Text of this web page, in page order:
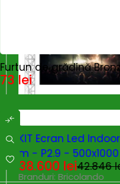
Furtun de grădină
73 lei
-10%
KIT Ecran Led
m - P2.9 -
42.846
38.600 lei
Branduri: Bricolando